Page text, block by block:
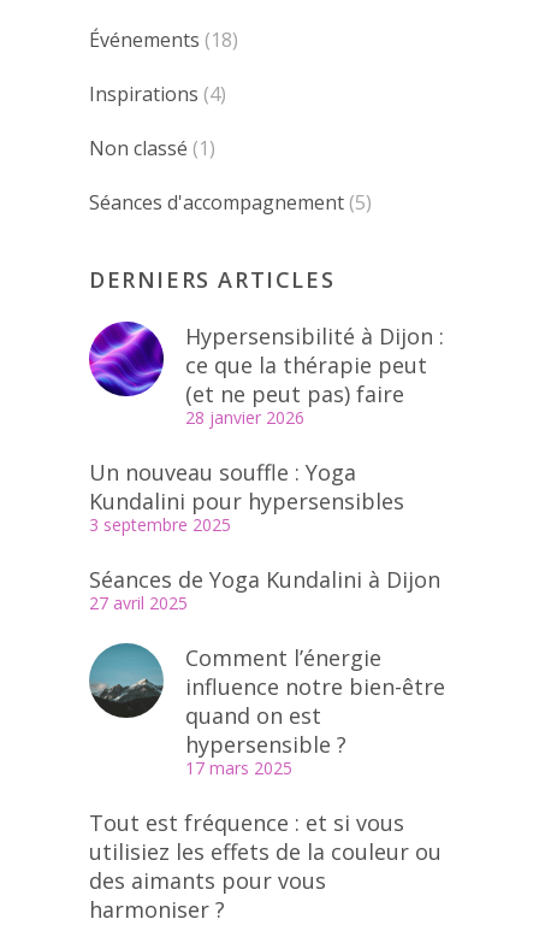
Événements (18)
Inspirations (4)
Non classé (1)
Séances d'accompagnement (5)
DERNIERS ARTICLES
Hypersensibilité à Dijon :
ce que la thérapie peut
(et ne peut pas) faire
28 janvier 2026
Un nouveau souffle : Yoga
Kundalini pour hypersensibles
3 septembre 2025
Séances de Yoga Kundalini à Dijon
27 avril 2025
Comment l’énergie
influence notre bien-être
quand on est
hypersensible ?
17 mars 2025
Tout est fréquence : et si vous
utilisiez les effets de la couleur ou
des aimants pour vous
harmoniser ?